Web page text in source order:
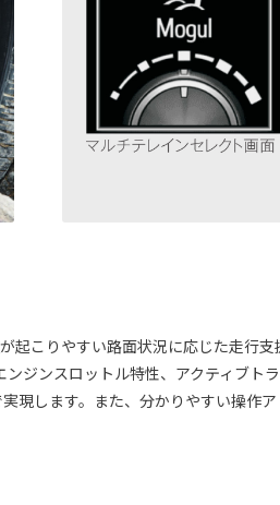
こりやすい路面状況に応じた走行
ジンスロットル特性、アクティブト
します。また、分かりやすい操作